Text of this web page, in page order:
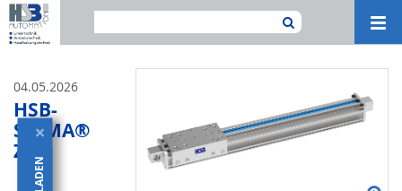
×
04.05.2026
HSB-
SIGMA®
ZRX